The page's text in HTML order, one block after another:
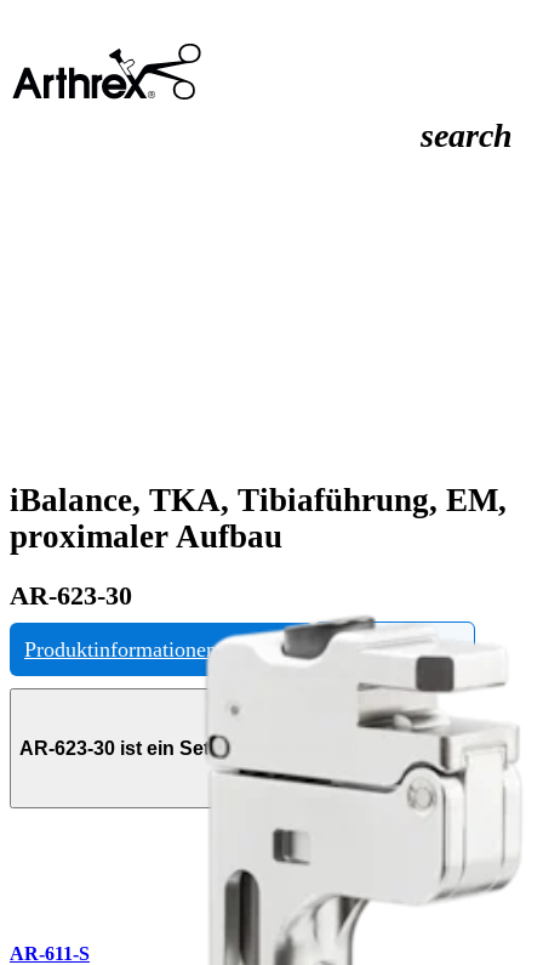
search
iBalance, TKA, Tibiaführung, EM,
proximaler Aufbau
AR-623-30
Produktinformationen anfragen eDFU ansehen
AR-623-30 ist ein Set-Element von (1)
AR-611-S